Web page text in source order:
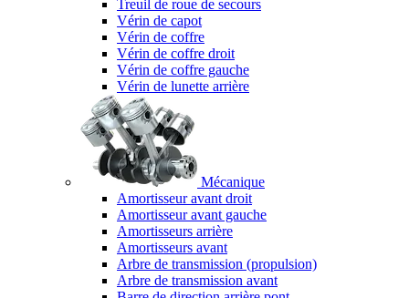
Treuil de roue de secours
Vérin de capot
Vérin de coffre
Vérin de coffre droit
Vérin de coffre gauche
Vérin de lunette arrière
Mécanique
Amortisseur avant droit
Amortisseur avant gauche
Amortisseurs arrière
Amortisseurs avant
Arbre de transmission (propulsion)
Arbre de transmission avant